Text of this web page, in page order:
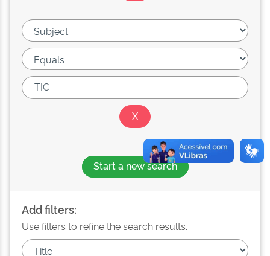
Start a new search
Add filters:
Use filters to refine the search results.